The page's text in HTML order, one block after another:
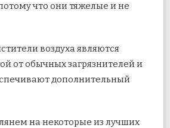
что они тяжелые и не
воздуха являются
от обычных загрязнителей и
дополнительный
на некоторые из лучших